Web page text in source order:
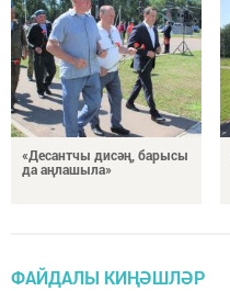
«Десантчы дисәң, барысы
да аңлашыла»
ФАЙДАЛЫ КИҢӘШЛӘР